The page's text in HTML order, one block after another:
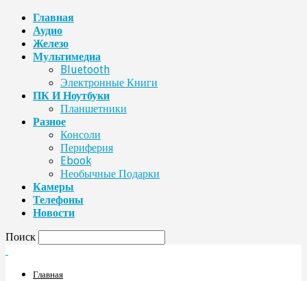
Главная
Аудио
Железо
Мультимедиа
Bluetooth
Электронные Книги
ПК И Ноутбуки
Планшетники
Разное
Консоли
Периферия
Ebook
Необычные Подарки
Камеры
Телефоны
Новости
Поиск
Главная